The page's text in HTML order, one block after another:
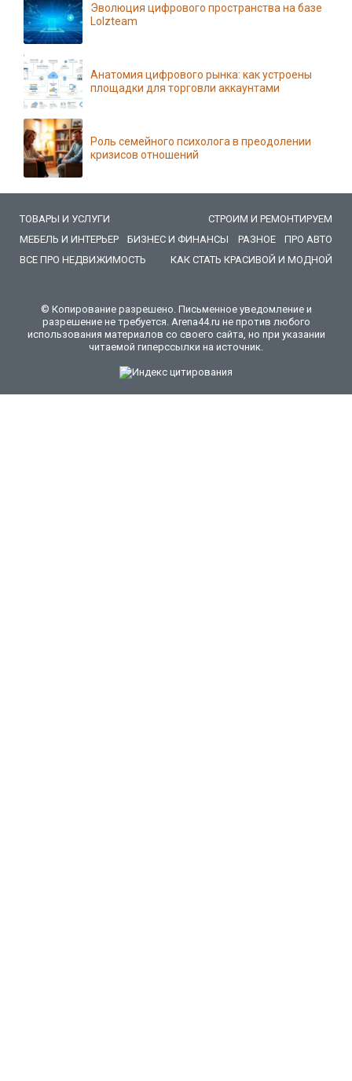
Эволюция цифрового пространства на базе
Lolzteam
Анатомия цифрового рынка: как устроены
площадки для торговли аккаунтами
Роль семейного психолога в преодолении
кризисов отношений
ТОВАРЫ И УСЛУГИ
СТРОИМ И РЕМОНТИРУЕМ
МЕБЕЛЬ И ИНТЕРЬЕР
БИЗНЕС И ФИНАНСЫ РАЗНОЕ
ПРО АВТО
ВСЕ ПРО НЕДВИЖИМОСТЬ
КАК СТАТЬ КРАСИВОЙ И МОДНОЙ
© Копирование разрешено. Письменное уведомление и
разрешение не требуется. Arena44.ru не против любого
использования материалов со своего сайта, но при указании
читаемой гиперссылки на источник.